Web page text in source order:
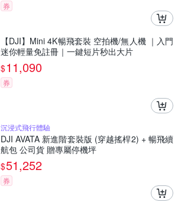
券
【DJI】Mini 4K暢飛套裝 空拍機/無人機 ｜入門
迷你輕量免註冊｜一鍵短片秒出大片
$11,090
券
沉浸式飛行體驗
DJI AVATA 新進階套裝版 (穿越搖桿2) + 暢飛續
航包 公司貨 贈專屬停機坪
$51,252
券